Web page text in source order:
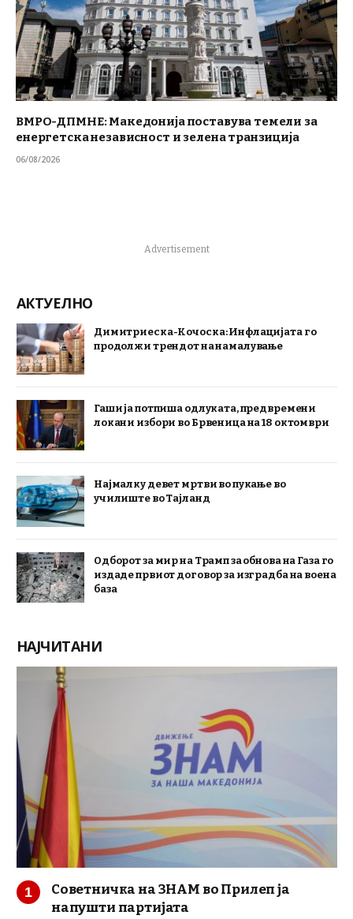
ВМРО-ДПМНЕ: Македонија поставува темели за
енергетска независност и зелена транзиција
06/08/2026
Advertisement
АКТУЕЛНО
Димитриеска-Кочоска: Инфлацијата го
продолжи трендот на намалување
Гаши ја потпиша одлуката, предвремени
локани избори во Брвеница на 18 октомври
Најмалку девет мртви во пукање во
училиште во Тајланд
Одборот за мир на Трамп за обнова на Газа го
издаде првиот договор за изградба на воена
база
НАЈЧИТАНИ
Советничка на ЗНАМ во Прилеп ја
напушти партијата